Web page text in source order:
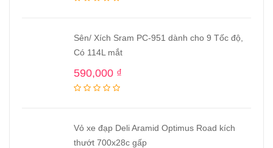
Sên/ Xích Sram PC-951 dành cho 9 Tốc độ,
Có 114L mắt
590,000 ₫
Vỏ xe đạp Deli Aramid Optimus Road kích
thướt 700x28c gấp